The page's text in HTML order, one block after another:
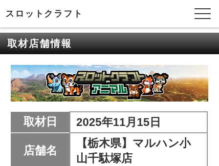
スロットクラフト
取材店舗情報
取材日 2025年11月15日
店舗名
【栃木県】マルハン小
山千駄塚店